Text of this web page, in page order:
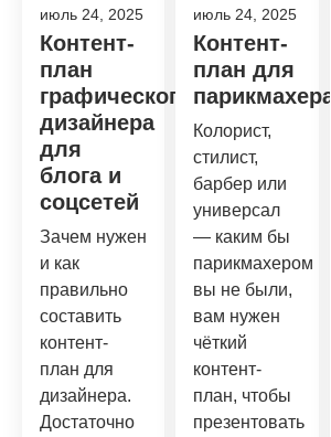
июль 24, 2025
Контент-
план
графического
дизайнера
для
блога и
соцсетей
Зачем нужен
и как
правильно
составить
контент-
план для
дизайнера.
Достаточно
июль 24, 2025
Контент-
план для
парикмахера
Колорист,
стилист,
барбер или
универсал
— каким бы
парикмахером
вы не были,
вам нужен
чёткий
контент-
план, чтобы
презентовать